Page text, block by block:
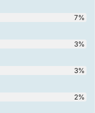
7%
3%
3%
2%